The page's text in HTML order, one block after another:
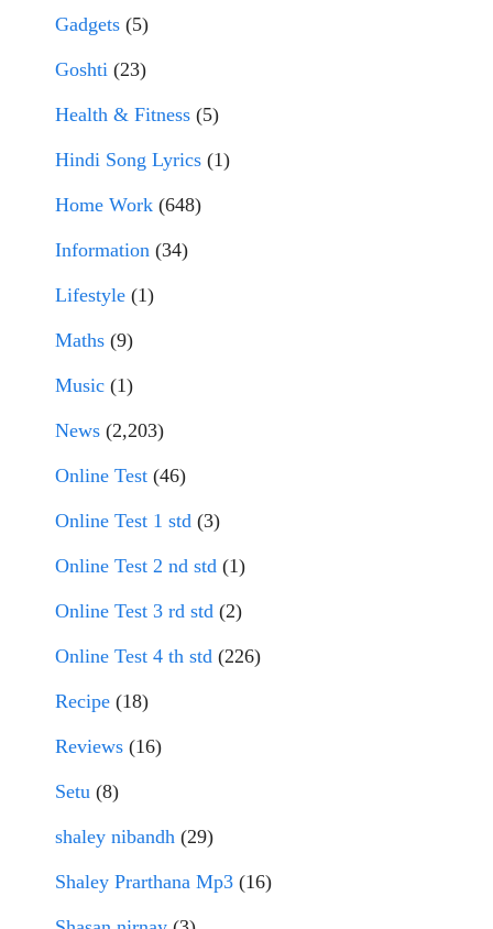
Gadgets (5)
Goshti (23)
Health & Fitness (5)
Hindi Song Lyrics (1)
Home Work (648)
Information (34)
Lifestyle (1)
Maths (9)
Music (1)
News (2,203)
Online Test (46)
Online Test 1 std (3)
Online Test 2 nd std (1)
Online Test 3 rd std (2)
Online Test 4 th std (226)
Recipe (18)
Reviews (16)
Setu (8)
shaley nibandh (29)
Shaley Prarthana Mp3 (16)